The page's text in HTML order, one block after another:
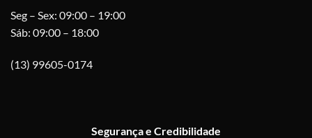
Seg – Sex: 09:00 – 19:00
Sáb: 09:00 – 18:00
(13) 99605-0174
Segurança e Credibilidade